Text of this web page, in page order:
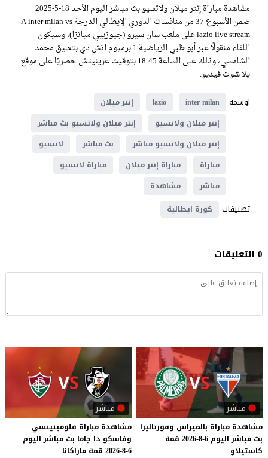
مشاهدة مباراة إنتر ميلان ولاتسيو بث مباشر اليوم الأحد 18-5-2025
ضمن الأسبوع 37 من منافسات الدوري الإيطالي الدرجة A inter milan vs
lazio live stream على ملعب سان سيرو (جيوزيبي مياتزا)، وسيكون
اللقاء منقولًا عبر أبو ظبي الرياضية 1 برميوم اتش دي بتعليق محمد
الشامسي، وذلك على الساعة 18:45 بتوقيت غرينيتش حصريًا على موقع
يلا شوت فيديو.
اوسمة
inter milan
lazio
إنتر ميلان
إنتر ميلان ولاتسيو
إنتر ميلان ولاتسيو بث مباشر
إنتر ميلان ولاتسيو مباشر
بث مباشر
لاتسيو
مباراة
مباراة إنتر ميلان
مباراة لاتسيو
مباشر
مشاهدة
تصنيفات كورة ايطالية
0 التعليقات
مباشر
مشاهدة مباراة بالميراس وفورتاليزا
بث مباشر اليوم 6-8-2026
قمة
كاستيلاو
مباشر
مشاهدة مباراة فلومينينسي
وفاسكو دا جاما بث مباشر اليوم
6-8-2026
قمة ماراكانا